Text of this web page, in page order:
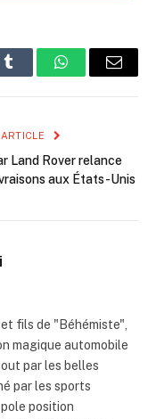
Tumblr WhatsAppEmail
Land Rover relance
aux États-Unis
fils de "Béhémiste",
magique automobile
par les belles
par les sports
position